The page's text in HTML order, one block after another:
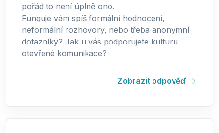
pořád to není úplně ono.
Funguje vám spíš formální hodnocení,
neformální rozhovory, nebo třeba anonymní
dotazníky? Jak u vás podporujete kulturu
otevřené komunikace?
Zobrazit odpověď